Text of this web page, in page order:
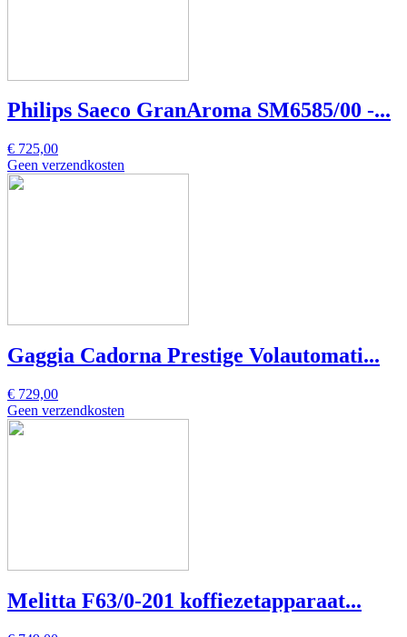
Philips Saeco GranAroma SM6585/00 -...
€ 725,00
Geen verzendkosten
Gaggia Cadorna Prestige Volautomati...
€ 729,00
Geen verzendkosten
Melitta F63/0-201 koffiezetapparaat...